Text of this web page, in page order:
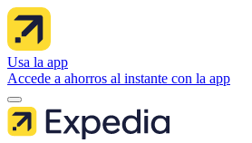
Usa la app
Accede a ahorros al instante con la app